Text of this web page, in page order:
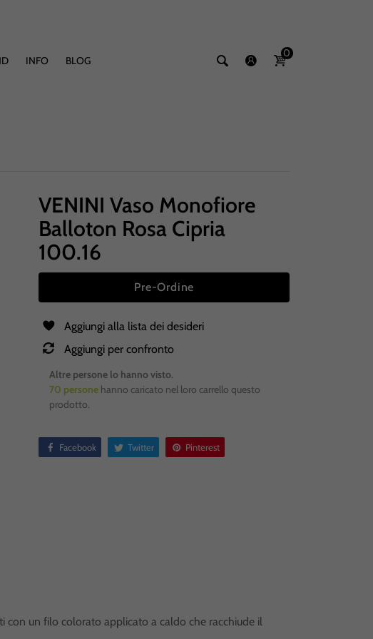
INFO BLOG
0
VENINI Vaso Monofiore
Balloton Rosa Cipria
100.16
Pre-Ordine
Aggiungi alla lista dei desideri
Aggiungi per confronto
Altre persone lo hanno visto.
70 persone hanno caricato nel loro carrello questo
prodotto.
Facebook Twitter Pinterest
con un filo colorato applicato a caldo che racchiude il